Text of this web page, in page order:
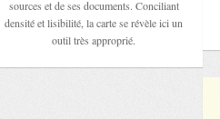
sources et de ses documents. Conciliant
densité et lisibilité, la carte se révèle ici un
outil très approprié.